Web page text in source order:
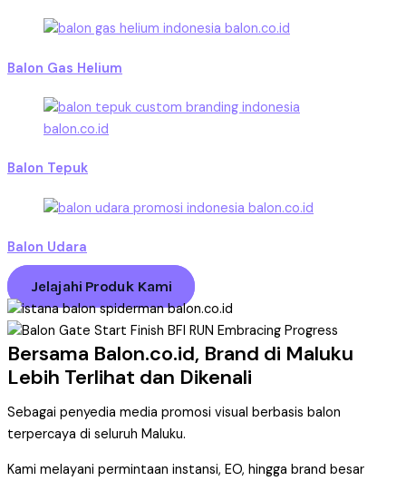
Balon Gas Helium
Balon Tepuk
Balon Udara
Jelajahi Produk Kami
Bersama Balon.co.id, Brand di Maluku
Lebih Terlihat dan Dikenali
Sebagai penyedia media promosi visual berbasis balon
terpercaya di seluruh Maluku.
Kami melayani permintaan instansi, EO, hingga brand besar